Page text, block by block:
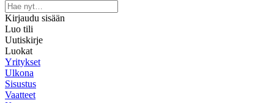
Kirjaudu sisään
Luo tili
Uutiskirje
Luokat
Yritykset
Ulkona
Sisustus
Vaatteet